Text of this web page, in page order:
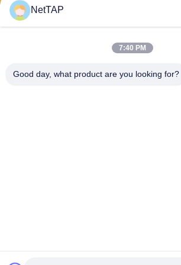
NetTAP
7:40 PM
Good day, what product are you looking for?